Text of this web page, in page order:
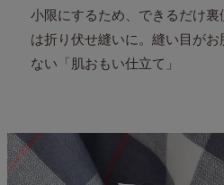
小限にするため、 できるだけ裏
は折り伏せ縫いに。 縫い目がお
ない「肌おもい仕立て」